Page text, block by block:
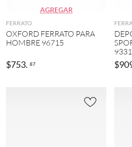
AGREGAR
FERRATO
OXFORD FERRATO PARA
HOMBRE 96715
$753. 87 $